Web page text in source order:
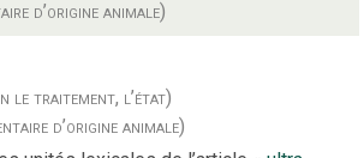
d’origine animale)
le traitement, l’état)
d’origine animale)